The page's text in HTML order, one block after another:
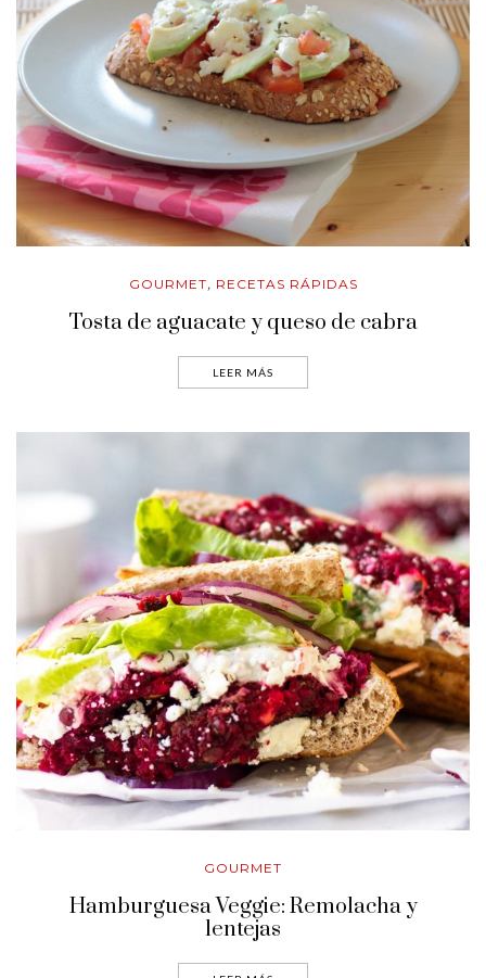
GOURMET, RECETAS RÁPIDAS
Tosta de aguacate y queso de cabra
LEER MÁS
GOURMET
Hamburguesa Veggie: Remolacha y
lentejas